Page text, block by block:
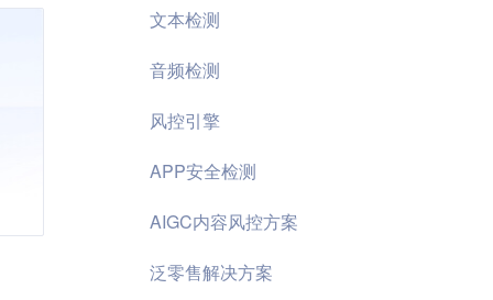
控
文本检测
音频检测
风控引擎
APP安全检测
AIGC内容风控方案
泛零售解决方案